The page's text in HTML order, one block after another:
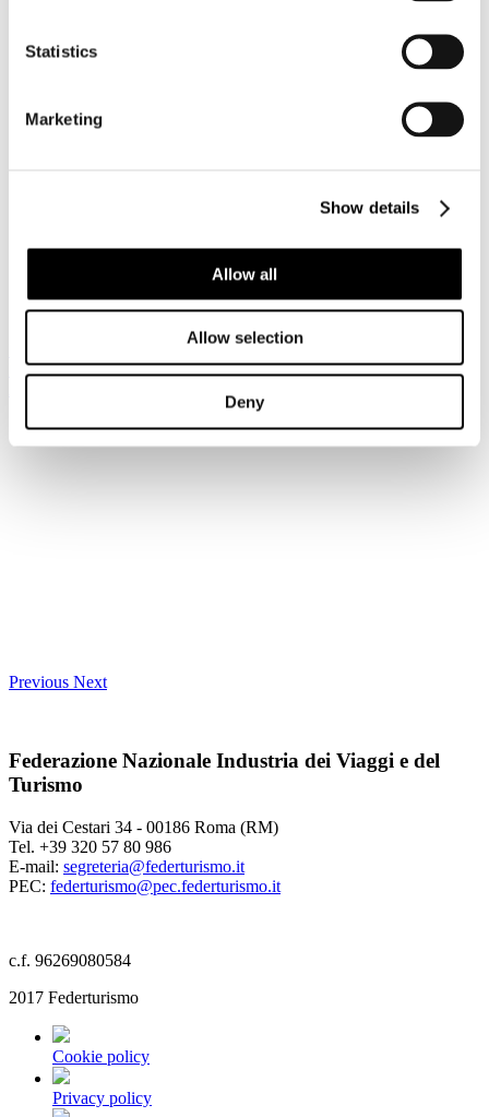
Statistics
Marketing
Show details
Allow all
Allow selection
Deny
Ricordami
Login
Risparmia con le nostre convenzioni
Previous Next
Federazione Nazionale Industria dei Viaggi e del
Turismo
Via dei Cestari 34 - 00186 Roma (RM)
Tel. +39 320 57 80 986
E-mail: segreteria@federturismo.it
PEC: federturismo@pec.federturismo.it
c.f. 96269080584
2017 Federturismo
Cookie policy
Privacy policy